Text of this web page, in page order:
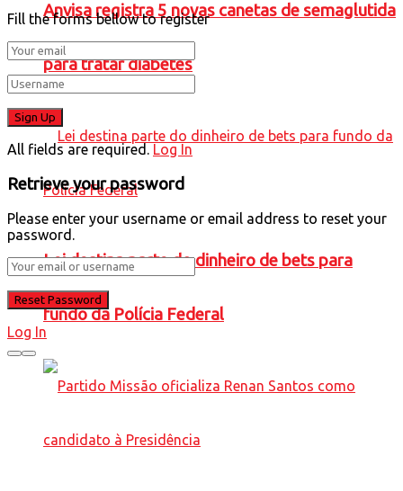
Anvisa registra 5 novas canetas de semaglutida
para tratar diabetes
Lei destina parte do dinheiro de bets para
fundo da Polícia Federal
Fill the forms bellow to register
All fields are required. Log In
Retrieve your password
Please enter your username or email address to reset your
password.
Log In